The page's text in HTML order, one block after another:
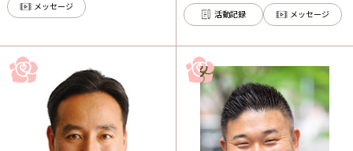
メッセージ
活動記録 メッセージ